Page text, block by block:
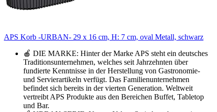
APS Korb -URBAN- 29 x 16 cm, H: 7 cm, oval Metall, schwarz
🍎 DIE MARKE: Hinter der Marke APS steht ein deutsches
Traditionsunternehmen, welches seit Jahrzehnten über
fundierte Kenntnisse in der Herstellung von Gastronomie-
und Servierartikeln verfügt. Das Familienunternehmen
befindet sich bereits in der vierten Generation. Weltweit
vertreibt APS Produkte aus den Bereichen Buffet, Tabletop
und Bar.